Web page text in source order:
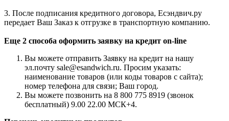
3. После подписания кредитного договора, Есэндвич.ру
передает Ваш Заказ к отгрузке в транспортную компанию.
Еще 2 способа оформить заявку на кредит on-line
Вы можете отправить Заявку на кредит на нашу
эл.почту sale@esandwich.ru. Просим указать:
наименование товаров (или коды товаров с сайта);
номер телефона для связи; Ваш город.
Вы можете позвонить на 8 800 775 8919 (звонок
бесплатный) 9.00 22.00 МСК+4.